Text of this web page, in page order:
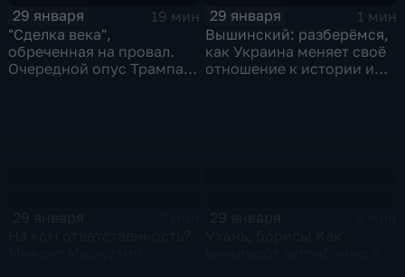
29 января
19 мин
"Сделка века",
обреченная на провал.
Очередной опус Трампа.
29 января
1 мин
Вышинский: разберёмся,
как Украина меняет своё
отношение к истории и